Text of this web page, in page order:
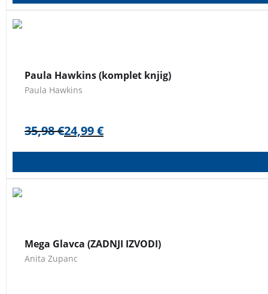
Paula Hawkins (komplet knjig)
Paula Hawkins
35,98€24,99€
Mega Glavca (ZADNJI IZVODI)
Anita Zupanc